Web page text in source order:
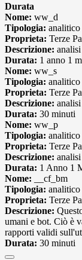
Durata
Nome: ww_d
Tipologia: analitico
Proprieta: Terze
Descrizione:
Durata: 1 anno 1
Nome: ww_s
Tipologia: analitico
Proprieta: Terze
Descrizione:
Durata: 30 minuti
Nome: ww_p
Tipologia: analitico
Proprieta: Terze
Descrizione:
Durata: 1 Anno 1
Nome: __cf_bm
Tipologia: analitico
Proprieta: Terze
Descrizione:
umani e bot. Ciò è
rapporti validi
Durata: 30 minuti